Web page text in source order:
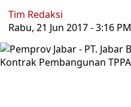
Tim Redaksi
Rabu, 21 Jun 2017 - 3:16 PM